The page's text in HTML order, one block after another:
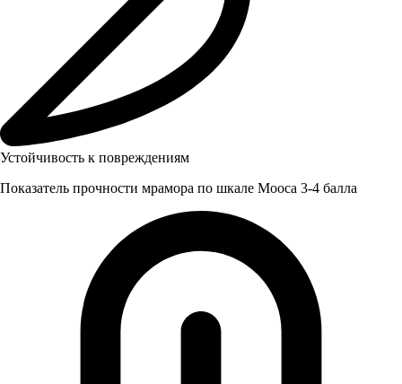
Устойчивость к повреждениям
Показатель прочности мрамора по шкале Мооса 3-4 балла